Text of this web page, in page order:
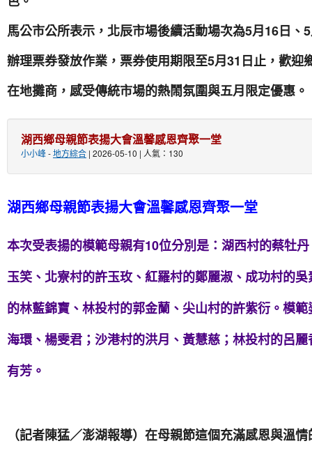
馬公市公所表示，北辰市場後續活動場次為5月16日、
辦理票券發放作業，票券使用期限至5月31日止，歡迎
在地攤商，感受傳統市場的熱鬧氛圍與五月限定優惠。
湖西鄉母親節表揚大會溫馨感恩齊聚一堂
小小峰-地方綜合 | 2026-05-10 | 人氣：130
湖西鄉母親節表揚大會溫馨感恩齊聚一堂
本次受表揚的模範母親有10位分別是：湖西村的蔡牡
玉笑、北寮村的許玉玫、紅羅村的鄭麗淑、成功村的
的林藍錦寶、林投村的郭金蘭、尖山村的許紫衍。模
海環、楊雯君；沙港村的洪月、黃慧慈；林投村的呂
有芳。
（記者陳猛／澎湖報導）在母親節這個充滿感恩與溫